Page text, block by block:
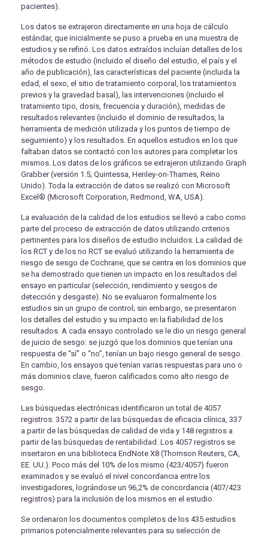
pacientes).
Los datos se extrajeron directamente en una hoja de cálculo
estándar, que inicialmente se puso a prueba en una muestra de
estudios y se refinó. Los datos extraídos incluían detalles de los
métodos de estudio (incluido el diseño del estudio, el país y el
año de publicación), las características del paciente (incluida la
edad, el sexo, el sitio de tratamiento corporal, los tratamientos
previos y la gravedad basal), las intervenciones (incluido el
tratamiento tipo, dosis, frecuencia y duración), medidas de
resultados relevantes (incluido el dominio de resultados, la
herramienta de medición utilizada y los puntos de tiempo de
seguimiento) y los resultados. En aquellos estudios en los que
faltaban datos se contactó con los autores para completar los
mismos. Los datos de los gráficos se extrajeron utilizando Graph
Grabber (versión 1.5; Quintessa, Henley-on-Thames, Reino
Unido). Toda la extracción de datos se realizó con Microsoft
Excel® (Microsoft Corporation, Redmond, WA, USA).
La evaluación de la calidad de los estudios se llevó a cabo como
parte del proceso de extracción de datos utilizando criterios
pertinentes para los diseños de estudio incluidos. La calidad de
los RCT y de los no RCT se evaluó utilizando la herramienta de
riesgo de sesgo de Cochrane, que se centra en los dominios que
se ha demostrado que tienen un impacto en los resultados del
ensayo en particular (selección, rendimiento y sesgos de
detección y desgaste). No se evaluaron formalmente los
estudios sin un grupo de control; sin embargo, se presentaron
los detalles del estudio y su impacto en la fiabilidad de los
resultados. A cada ensayo controlado se le dio un riesgo general
de juicio de sesgo: se juzgó que los dominios que tenían una
respuesta de "sí" o “no”, tenían un bajo riesgo general de sesgo.
En cambio, los ensayos que tenían varias respuestas para uno o
más dominios clave, fueron calificados como alto riesgo de
sesgo.
Las búsquedas electrónicas identificaron un total de 4057
registros: 3572 a partir de las búsquedas de eficacia clínica, 337
a partir de las búsquedas de calidad de vida y 148 registros a
partir de las búsquedas de rentabilidad. Los 4057 registros se
insertaron en una biblioteca EndNote X8 (Thomson Reuters, CA,
EE. UU.). Poco más del 10% de los mismo (423/4057) fueron
examinados y se evaluó el nivel concordancia entre los
investigadores, lográndose un 96,2% de concordancia (407/423
registros) para la inclusión de los mismos en el estudio.
Se ordenaron los documentos completos de los 435 estudios
primarios potencialmente relevantes para su selección de